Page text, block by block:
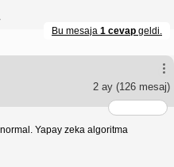
Bu mesaja 1 cevap geldi.
2 ay (126 mesaj)
Yapay zeka algoritma